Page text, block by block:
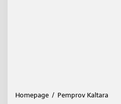
Homepage / Pemprov Kaltara